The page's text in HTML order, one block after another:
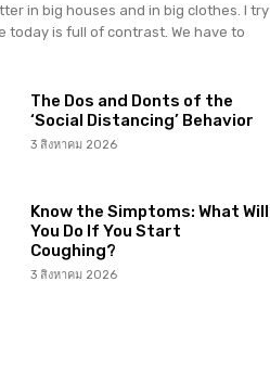
in big houses and in big clothes. I try
today is full of contrast. We have to
The Dos and Donts of the
‘Social Distancing’ Behavior
3 สิงหาคม 2026
Know the Simptoms: What Will
You Do If You Start
Coughing?
3 สิงหาคม 2026